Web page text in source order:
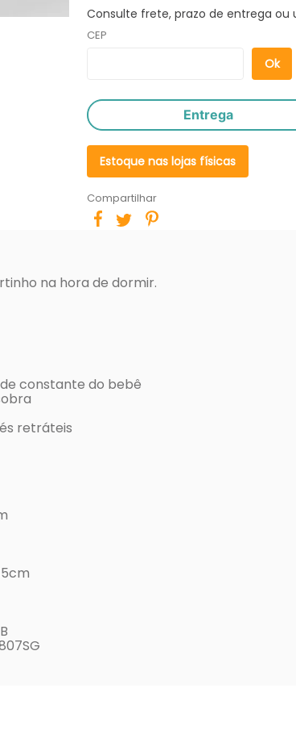
Consulte frete, prazo de entrega
CEP
Entrega
Estoque nas lojas físicas
Compartilhar
na hora de dormir.
constante do bebê
retráteis